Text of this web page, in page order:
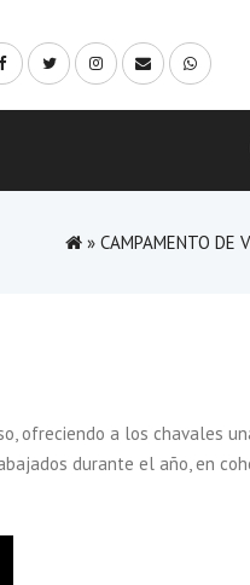
» CAMPAMENTO DE
ofreciendo a los chavales
durante el año, en